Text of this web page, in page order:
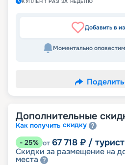
КУПЛЕН1 РАЗ ЗА НЕДЕЛЮ
Добавить в
Моментально
Дополнительные
Как получить скидку
- 25% от 67 718 ₽ / турист
Скидки за размещение на
места